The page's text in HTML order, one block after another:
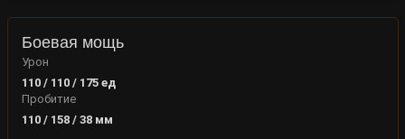
Боевая мощь
Урон
110 / 110 / 175 ед
Пробитие
110 / 158 / 38 мм